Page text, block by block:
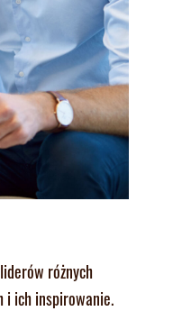
różnych
i ich inspirowanie.